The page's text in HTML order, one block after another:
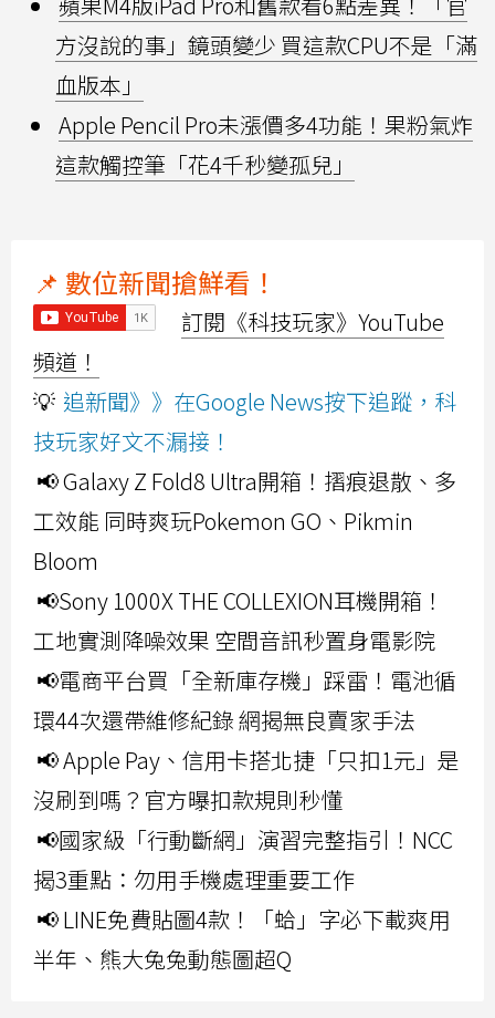
方沒說的事」鏡頭變少 買這款CPU不是「滿
血版本」
Apple Pencil Pro未漲價多4功能！果粉氣炸
這款觸控筆「花4千秒變孤兒」
📌 數位新聞搶鮮看！
訂閱《科技玩家》YouTube
頻道！
💡 追新聞》》在Google News按下追蹤，科
技玩家好文不漏接！
📢 Galaxy Z Fold8 Ultra開箱！摺痕退散、多
工效能 同時爽玩Pokemon GO、Pikmin
Bloom
📢Sony 1000X THE COLLEXION耳機開箱！
工地實測降噪效果 空間音訊秒置身電影院
📢電商平台買「全新庫存機」踩雷！電池循
環44次還帶維修紀錄 網揭無良賣家手法
📢 Apple Pay、信用卡搭北捷「只扣1元」是
沒刷到嗎？官方曝扣款規則秒懂
📢國家級「行動斷網」演習完整指引！NCC
揭3重點：勿用手機處理重要工作
📢 LINE免費貼圖4款！「蛤」字必下載爽用
半年、熊大兔兔動態圖超Q